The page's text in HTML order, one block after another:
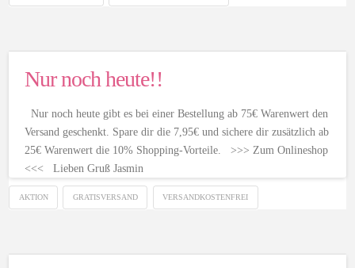
Nur noch heute!!
Nur noch heute gibt es bei einer Bestellung ab 75€ Warenwert den
Versand geschenkt. Spare dir die 7,95€ und sichere dir zusätzlich ab
25€ Warenwert die 10% Shopping-Vorteile. >>> Zum Onlineshop
<<< Lieben Gruß Jasmin
AKTION GRATISVERSAND VERSANDKOSTENFREI